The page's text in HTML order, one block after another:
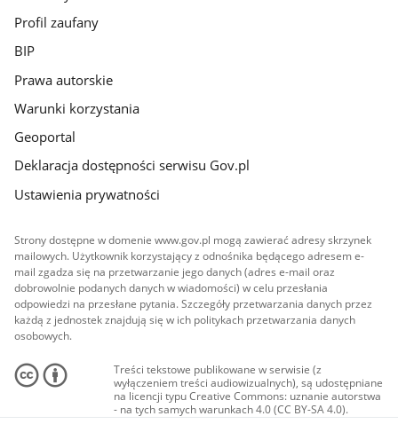
Profil zaufany
BIP
Prawa autorskie
Warunki korzystania
Geoportal
Deklaracja dostępności serwisu Gov.pl
Ustawienia prywatności
Strony dostępne w domenie www.gov.pl mogą zawierać adresy skrzynek
mailowych. Użytkownik korzystający z odnośnika będącego adresem e-
mail zgadza się na przetwarzanie jego danych (adres e-mail oraz
dobrowolnie podanych danych w wiadomości) w celu przesłania
odpowiedzi na przesłane pytania. Szczegóły przetwarzania danych przez
każdą z jednostek znajdują się w ich politykach przetwarzania danych
osobowych.
Treści tekstowe publikowane w serwisie (z
wyłączeniem treści audiowizualnych), są udostępniane
na licencji typu Creative Commons: uznanie autorstwa
- na tych samych warunkach 4.0 (CC BY-SA 4.0).